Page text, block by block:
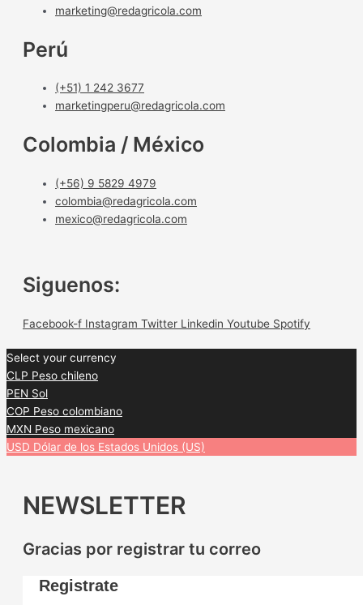
marketing@redagricola.com
Perú
(+51) 1 242 3677
marketingperu@redagricola.com
Colombia / México
(+56) 9 5829 4979
colombia@redagricola.com
mexico@redagricola.com
Siguenos:
Facebook-f Instagram Twitter Linkedin Youtube Spotify
Select your currency
CLP Peso chileno
PEN Sol
COP Peso colombiano
MXN Peso mexicano
USD Dólar de los Estados Unidos (US)
NEWSLETTER
Gracias por registrar tu correo
Registrate